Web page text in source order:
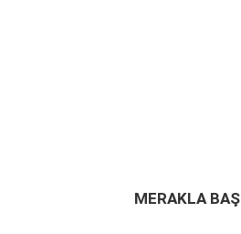
MERAKLA